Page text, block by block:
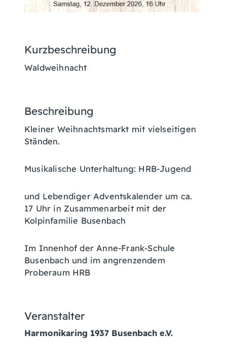
Kurzbeschreibung
Waldweihnacht
Beschreibung
Kleiner Weihnachtsmarkt mit vielseitigen
Ständen.
Musikalische Unterhaltung: HRB-Jugend
und Lebendiger Adventskalender um ca.
17 Uhr in Zusammenarbeit mit der
Kolpinfamilie Busenbach
Im Innenhof der Anne-Frank-Schule
Busenbach und im angrenzendem
Proberaum HRB
Veranstalter
Harmonikaring 1937 Busenbach e.V.